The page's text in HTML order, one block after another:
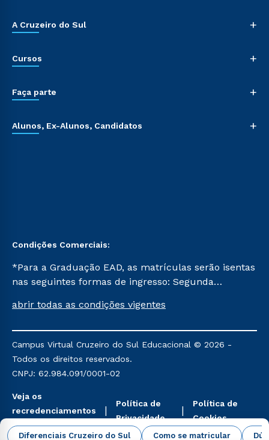
Diferenciais Cruzeiro do Sul Como se matricular
A Cruzeiro do Sul +
Cursos +
Faça parte +
Alunos, Ex-Alunos, Candidatos +
Condições Comerciais:
*Para a Graduação EAD, as matrículas serão isentas
nas seguintes formas de ingresso: Segunda
Já para as demais, a taxa de matrícula será de R$
mencionadas são referentes aos cursos: Ensino
Religioso, Geografia para a Docência e Metodologia
do Ensino de História: Questões Atuais.
abrir todas as condições vigentes
Campus Virtual Cruzeiro do Sul Educacional © 2026 -
Todos os direitos reservados.
CNPJ: 62.984.091/0001-02
Veja os
recredenciamentos
aqui
Política de
Privacidade
Política de
Cookies